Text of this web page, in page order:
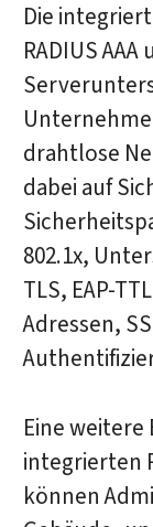
Die
RADIUS
drahtlose
dabei auf
802.1x,
TLS, EAP-
Adressen,
Eine
integrierten
können